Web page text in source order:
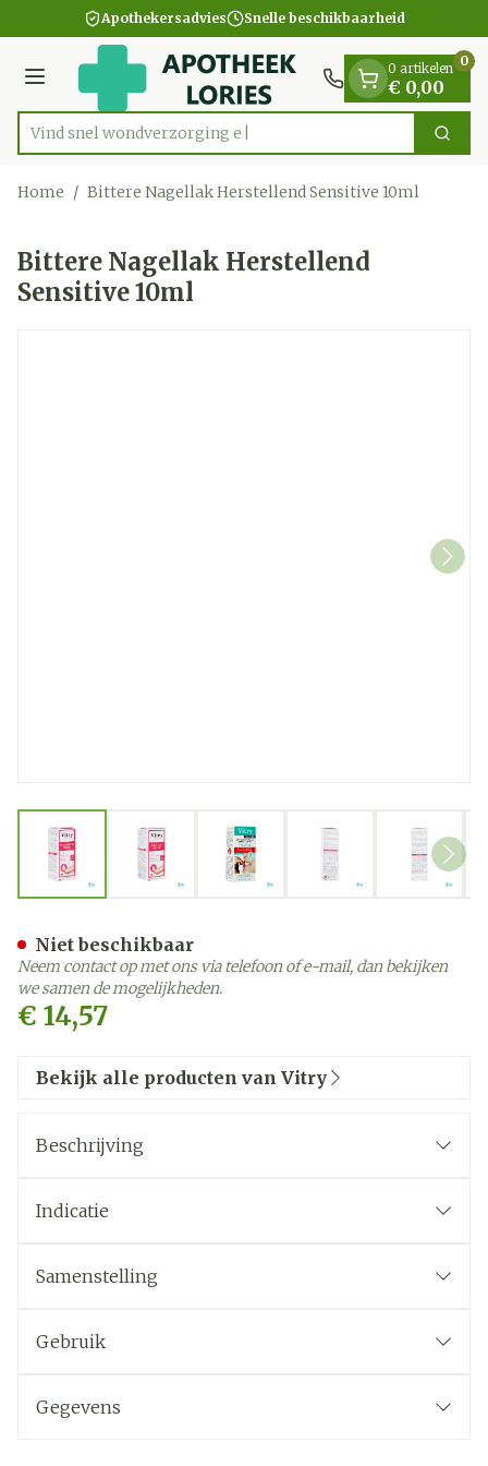
Ga naar de inhoudApothekersadvies Snelle beschikbaarheid
Menu
Product, merk, categorie...
Vind snel wondverzo Zoek
0 artikelen
€ 0,00
0
Home / Bittere Nagellak Herstellend Sensitive 10ml
Bittere Nagellak Herstellend
Sensitive 10ml
View larger imageView larger imageView larger imageView larger image
View
€ 14,57
Niet beschikbaar
Neem contact op met ons via telefoon of e-mail, dan bekijken
we samen de mogelijkheden.
Bekijk alle producten van Vitry
Beschrijving
Indicatie
Samenstelling
Gebruik
Gegevens